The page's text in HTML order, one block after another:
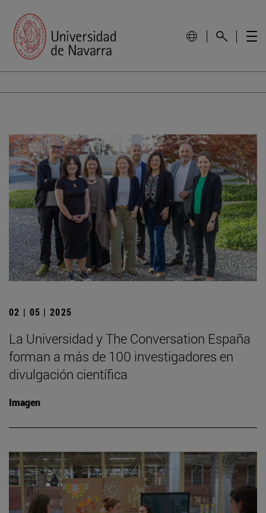
02 | 05 | 2025
La Universidad y The Conversation España
forman a más de 100 investigadores en
divulgación científica
Imagen